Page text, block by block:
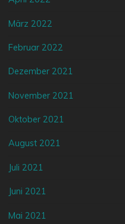
März 2022
Februar 2022
Dezember 2021
November 2021
Oktober 2021
August 2021
Juli 2021
Juni 2021
Mai 2021